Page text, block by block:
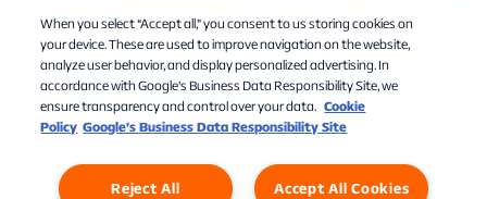
Läs mer Läs mer
When you select “Accept all,” you consent to us storing cookies on
your device. These are used to improve navigation on the website,
analyze user behavior, and display personalized advertising. In
accordance with Google's Business Data Responsibility Site, we
ensure transparency and control over your data. Cookie
Policy Google’s Business Data Responsibility Site
Accept All Cookies
Reject All